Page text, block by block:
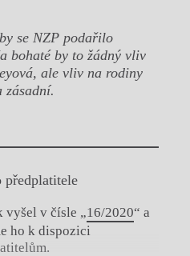
se NZP podařilo
bohaté by to žádný vliv
ale vliv na rodiny
předplatitele
vyšel v čísle „16/2020“ a
ho k dispozici